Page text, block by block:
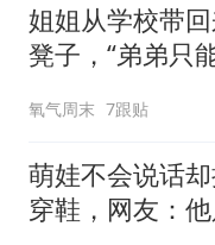
姐姐从学校带
凳子，“弟弟只
近玩焉，看到
立马让座”
氧气周末 7跟贴
萌娃不会说话
穿鞋，网友：